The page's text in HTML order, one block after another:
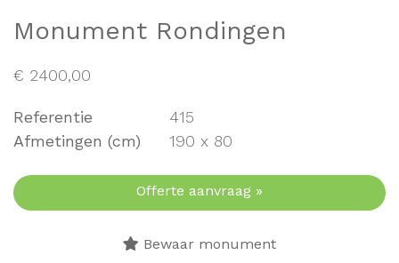
Monument Rondingen
€ 2400,00
Referentie
415
Afmetingen (cm)
190 x 80
Offerte aanvraag »
Bewaar monument